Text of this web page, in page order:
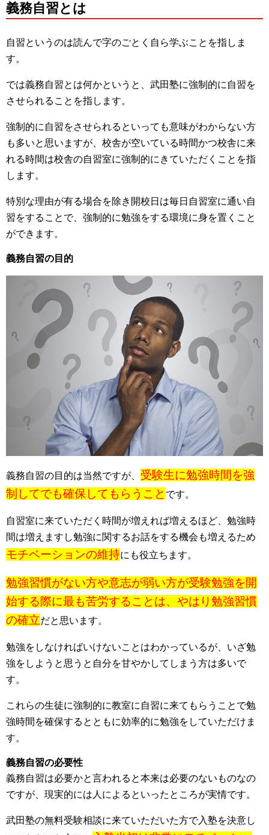
義務自習とは
自習というのは読んで字のごとく自ら学ぶことを指しま
す。
では義務自習とは何かというと、武田塾に強制的に自習を
させられることを指します。
強制的に自習をさせられるといっても意味がわからない方
も多いと思いますが、校舎が空いている時間かつ校舎に来
れる時間は校舎の自習室に強制的にきていただくことを指
します。
特別な理由が有る場合を除き開校日は毎日自習室に通い自
習をすることで、強制的に勉強をする環境に身を置くこと
ができます。
義務自習の目的
義務自習の目的は当然ですが、 受験生に勉強時間を強
制してでも確保してもらうこと です。
自習室に来ていただく時間が増えれば増えるほど、勉強時
間は増えますし勉強に関するお話をする機会も増えるため
モチベーションの維持にも役立ちます。
勉強習慣がない方や意志が弱い方が受験勉強を開
始する際に最も苦労することは、やはり勉強習慣
の確立だと思います。
勉強をしなければいけないことはわかっているが、いざ勉
強をしようと思うと自分を甘やかしてしまう方は多いで
す。
これらの生徒に強制的に教室に自習に来てもらうことで勉
強時間を確保するとともに効率的に勉強をしていただけま
す。
義務自習の必要性
義務自習は必要かと言われると本来は必要のないものなの
ですが、現実的には人によるといったところが実情です。
武田塾の無料受験相談に来ていただいた方で入塾を決意し